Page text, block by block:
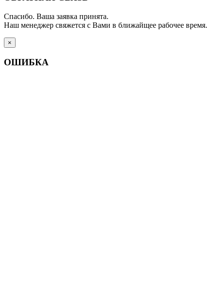
Спасибо. Ваша заявка принята.
Наш менеджер свяжется с Вами в ближайщее рабочее время.
×
ОШИБКА